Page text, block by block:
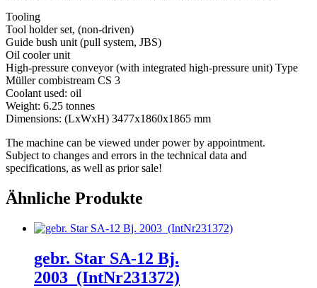
Tooling
Tool holder set, (non-driven)
Guide bush unit (pull system, JBS)
Oil cooler unit
High-pressure conveyor (with integrated high-pressure unit) Type
Müller combistream CS 3
Coolant used: oil
Weight: 6.25 tonnes
Dimensions: (LxWxH) 3477x1860x1865 mm
The machine can be viewed under power by appointment.
Subject to changes and errors in the technical data and
specifications, as well as prior sale!
Ähnliche Produkte
gebr. Star SA-12 Bj.
2003_(IntNr231372)